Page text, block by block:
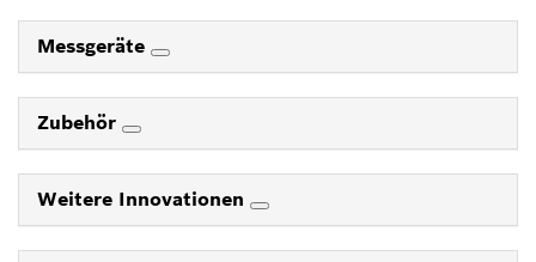
Messgeräte
Zubehör
Weitere Innovationen